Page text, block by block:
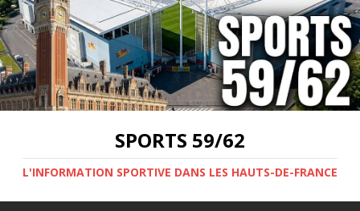
SPORTS 59/62
L'INFORMATION SPORTIVE DANS LES HAUTS-DE-FRANCE